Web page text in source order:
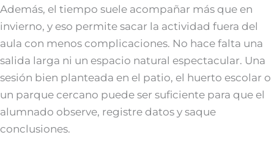
Además, el tiempo suele acompañar más que en
invierno, y eso permite sacar la actividad fuera del
aula con menos complicaciones. No hace falta una
salida larga ni un espacio natural espectacular. Una
sesión bien planteada en el patio, el huerto escolar o
un parque cercano puede ser suficiente para que el
alumnado observe, registre datos y saque
conclusiones.